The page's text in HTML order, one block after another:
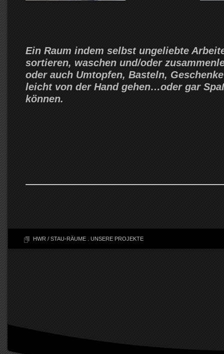
Ein Raum indem selbst ungeliebte
sortieren, waschen und/oder
oder auch Umtopfen, Basteln,
leicht von der Hand gehen…oder gar
können.
HWR / STAU-RÄUME. UNSERE PROJEKTE